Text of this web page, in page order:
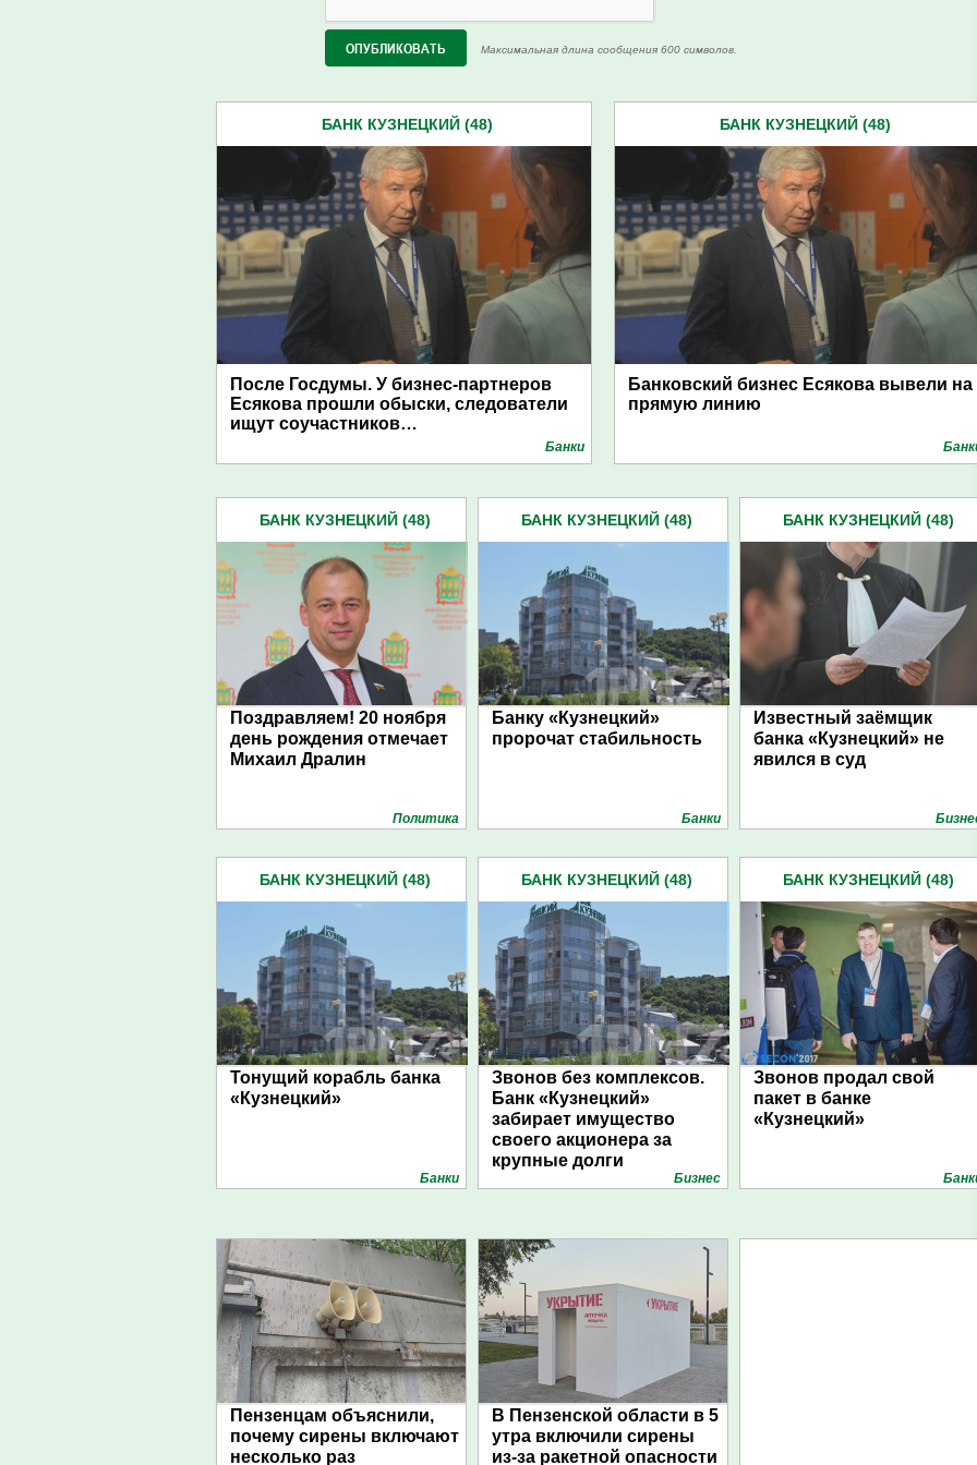
Максимальная длина сообщения 600 символов.
БАНК КУЗНЕЦКИЙ (48)
После Госдумы. У бизнес-партнеров
Есякова прошли обыски, следователи
ищут соучастников…
Банки
БАНК КУЗНЕЦКИЙ (48)
Банковский бизнес Есякова вывели на
прямую линию
БАНК КУЗНЕЦКИЙ (48)
Поздравляем! 20 ноября
день рождения отмечает
Михаил Дралин
Политика
БАНК КУЗНЕЦКИЙ (48)
Банку «Кузнецкий»
пророчат стабильность
Банки
БАНК КУЗНЕЦКИЙ (48)
Известный заёмщик
банка «Кузнецкий» не
явился в суд
БАНК КУЗНЕЦКИЙ (48)
Тонущий корабль банка
«Кузнецкий»
Банки
БАНК КУЗНЕЦКИЙ (48)
Звонов без комплексов.
Банк «Кузнецкий»
забирает имущество
своего акционера за
крупные долги
Бизнес
БАНК КУЗНЕЦКИЙ (48)
Звонов продал свой
пакет в банке
«Кузнецкий»
Пензенцам объяснили,
почему сирены включают
несколько раз
В Пензенской области в 5
утра включили сирены
из-за ракетной опасности